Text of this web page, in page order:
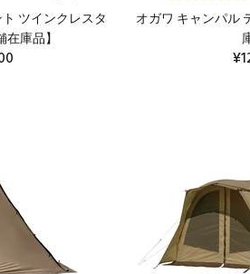
ツインクレスタ
庫品】
オガワ キャンパル